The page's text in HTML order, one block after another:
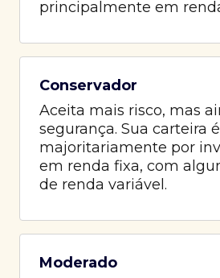
principalmente em
Conservador
Aceita mais risco, mas
segurança. Sua carteira
majoritariamente por
em renda fixa, com
de renda variável.
Moderado